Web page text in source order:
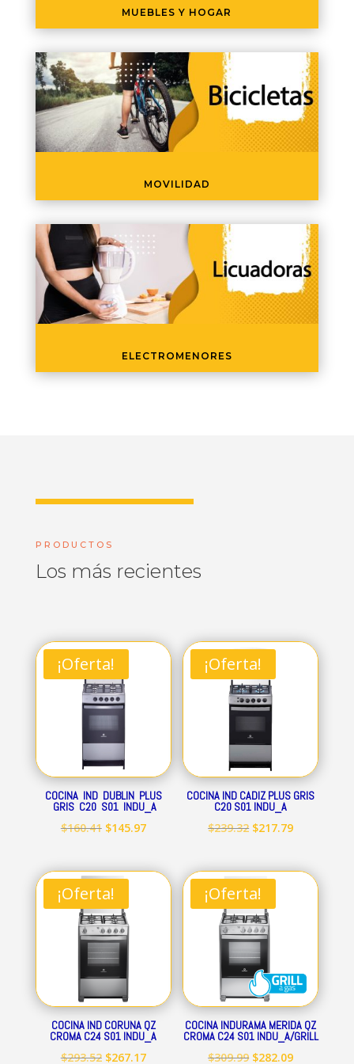
MUEBLES Y HOGAR
MOVILIDAD
ELECTROMENORES
PRODUCTOS
Los más recientes
¡Oferta!
COCINA IND DUBLIN PLUS
GRIS C20 S01 INDU_A
$160.41 El
original
era:
$160.41.
$145.97El
actual
¡Oferta!
COCINA IND CADIZ PLUS GRIS
C20 S01 INDU_A
$239.32 El
original
era:
$239.32.
$217.79El
actual
¡Oferta!
COCINA IND CORUNA QZ
CROMA C24 S01 INDU_A
$293.52 El
$267.17El
¡Oferta!
COCINA INDURAMA MERIDA QZ
CROMA C24 S01 INDU_A/GRILL
$309.99 El
$282.09El